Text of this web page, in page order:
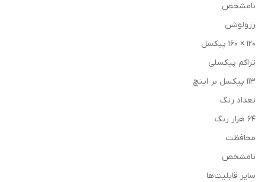
نامشخص
رزولوشن
۱۲۰ × ۱۶۰ پیکسل
تراکم پيکسلي
۱۱۳ پیکسل بر اینچ
تعداد رنگ
۶۴ هزار رنگ
محافظت
نامشخص
ساير قابليت‌ها